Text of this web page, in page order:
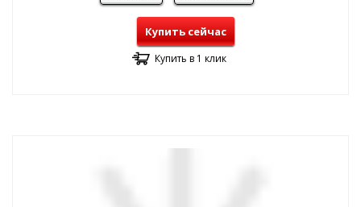
Купить сейчас
Купить в 1 клик